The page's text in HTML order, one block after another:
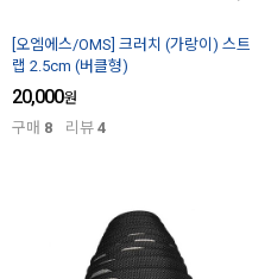
[오엠에스/OMS] 크러치 (가랑이) 스트
랩 2.5cm (버클형)
20,000원
구매 8 리뷰 4